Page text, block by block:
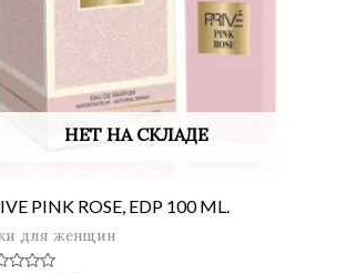
НЕТ НА СКЛАДЕ
PINK ROSE, EDP 100 ML.
для женщин